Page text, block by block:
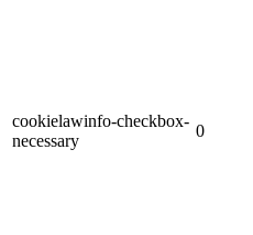
cookielawinfo-checkbox-
necessary
0